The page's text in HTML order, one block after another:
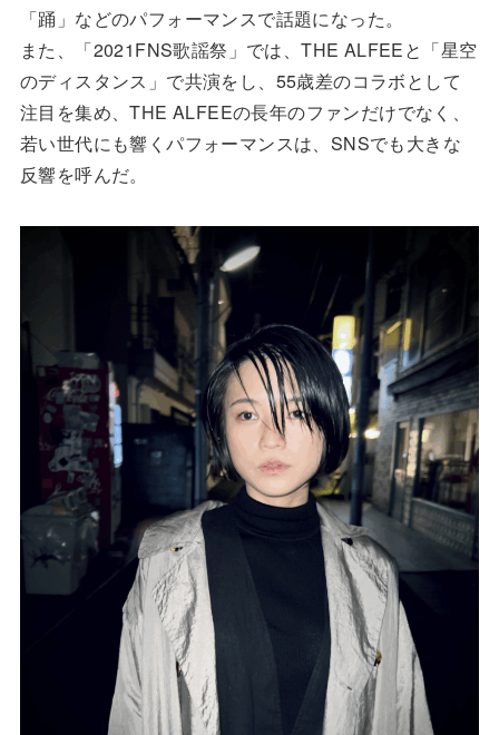
「踊」などのパフォーマンスで話題になった。
また、「2021FNS歌謡祭」では、THE ALFEEと「星空
のディスタンス」で共演をし、55歳差のコラボとして
注目を集め、THE ALFEEの長年のファンだけでなく、
若い世代にも響くパフォーマンスは、SNSでも大きな
反響を呼んだ。